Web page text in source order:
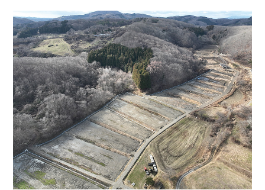
Topics 社内活動
お知らせ 広報誌 最新技術の革新
関連リンク プライバシーポリシー